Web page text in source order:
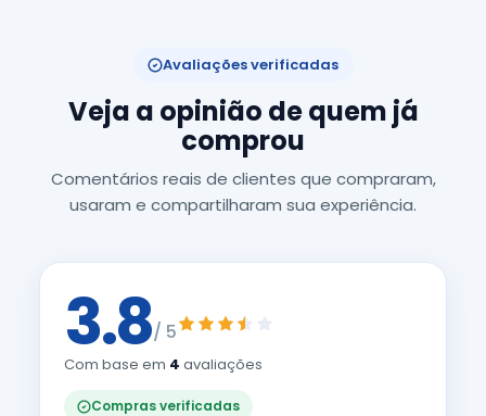
Avaliações verificadas
Veja a opinião de quem já
comprou
Comentários reais de clientes que compraram,
usaram e compartilharam sua experiência.
3.8/ 5
Com base em 4 avaliações
Compras verificadas